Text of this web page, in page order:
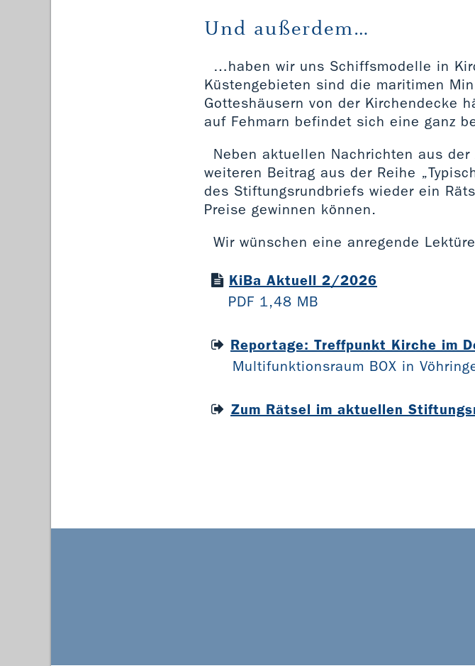
Und außerdem…
…haben wir uns Schiffsmodelle in
Küstengebieten sind die maritimen
Gotteshäusern von der Kirchendecke
auf Fehmarn befindet sich eine ganz
Neben aktuellen Nachrichten aus
weiteren Beitrag aus der Reihe
des Stiftungsrundbriefs wieder ein
Preise gewinnen können.
Wir wünschen eine anregende
KiBa Aktuell 2/2026
PDF 1,48 MB
Reportage: Treffpunkt Kirche im
Multifunktionsraum BOX in
Zum Rätsel im aktuellen